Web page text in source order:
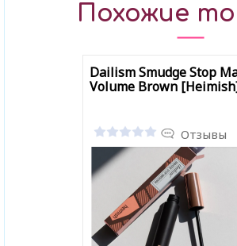
Похожие
Dailism Smudge Stop
Volume Brown
Отзывы